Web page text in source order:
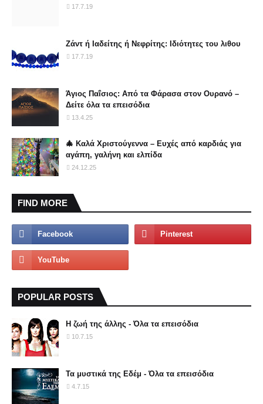
17.7.19
Ζάντ ή Ιαδείτης ή Νεφρίτης: Ιδιότητες του λιθου
17.7.19
Άγιος Παΐσιος: Από τα Φάρασα στον Ουρανό –
Δείτε όλα τα επεισόδια
13.4.25
🎄 Καλά Χριστούγεννα – Ευχές από καρδιάς για
αγάπη, γαλήνη και ελπίδα
24.12.25
FIND MORE
POPULAR POSTS
Η ζωή της άλλης - Όλα τα επεισόδια
10.7.15
Τα μυστικά της Εδέμ - Όλα τα επεισόδια
4.7.15